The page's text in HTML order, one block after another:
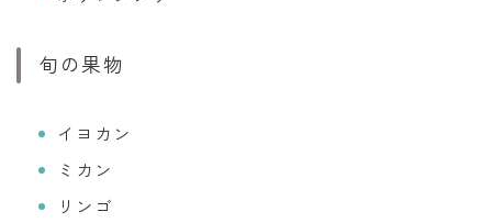
旬の果物
イヨカン
ミカン
リンゴ